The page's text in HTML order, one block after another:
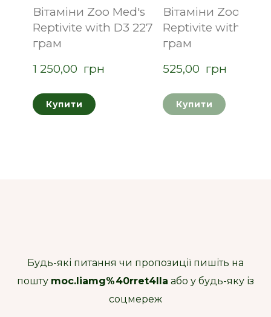
Вітаміни Zoo Med's
Reptivite with D3 227
грам
1 250,00  грн
Купити
Вітаміни Zoo
Reptivite with D3
грам
525,00  грн
Купити
Будь-які питання чи пропозиції пишіть на
пошту moc.liamg%40rret4lla або у будь-яку із
соцмереж